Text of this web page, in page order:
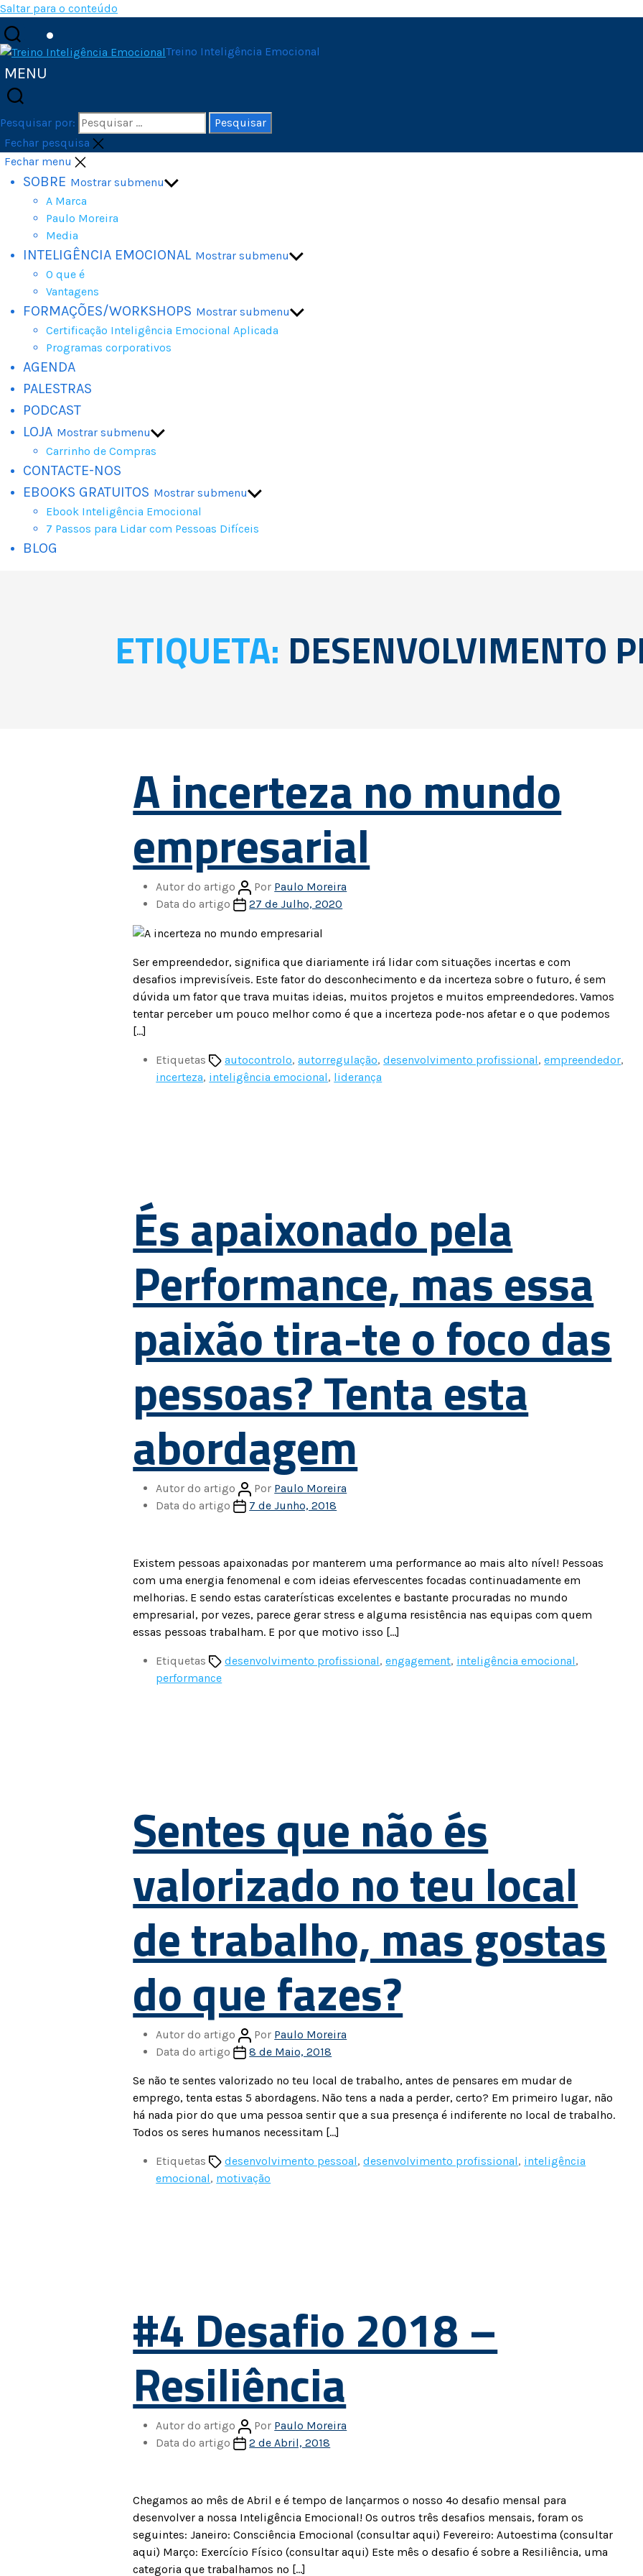
Saltar para o conteúdo
Treino Inteligência Emocional
MENU
Pesquisar por:
Fechar pesquisa
Fechar menu
SOBRE Mostrar submenu
A Marca
Paulo Moreira
Media
INTELIGÊNCIA EMOCIONAL Mostrar submenu
O que é
Vantagens
FORMAÇÕES/WORKSHOPS Mostrar submenu
Certificação Inteligência Emocional Aplicada
Programas corporativos
AGENDA
PALESTRAS
PODCAST
LOJA Mostrar submenu
Carrinho de Compras
CONTACTE-NOS
EBOOKS GRATUITOS Mostrar submenu
Ebook Inteligência Emocional
7 Passos para Lidar com Pessoas Difíceis
BLOG
ETIQUETA: DESENVOLVIMENTO
A incerteza no mundo
empresarial
Autor do artigo Por Paulo Moreira
Data do artigo
27 de Julho, 2020
Ser empreendedor, significa que diariamente irá lidar com situações incertas e com
desafios imprevisíveis. Este fator do desconhecimento e da incerteza sobre o futuro, é sem
dúvida um fator que trava muitas ideias, muitos projetos e muitos empreendedores. Vamos
tentar perceber um pouco melhor como é que a incerteza pode-nos afetar e o que podemos
[…]
Etiquetas autocontrolo,autorregulação,desenvolvimento profissional,empreendedor,
incerteza, inteligência emocional, liderança
És apaixonado pela
Performance, mas essa
paixão tira-te o foco das
pessoas? Tenta esta
abordagem
Autor do artigo Por Paulo Moreira
Data do artigo
7 de Junho, 2018
Existem pessoas apaixonadas por manterem uma performance ao mais alto nível! Pessoas
com uma energia fenomenal e com ideias efervescentes focadas continuadamente em
melhorias. E sendo estas caraterísticas excelentes e bastante procuradas no mundo
empresarial, por vezes, parece gerar stress e alguma resistência nas equipas com quem
essas pessoas trabalham. E por que motivo isso […]
Etiquetas desenvolvimento profissional,engagement, inteligência emocional,
performance
Sentes que não és
valorizado no teu local
de trabalho, mas gostas
do que fazes?
Autor do artigo Por Paulo Moreira
Data do artigo
8 de Maio, 2018
Se não te sentes valorizado no teu local de trabalho, antes de pensares em mudar de
emprego, tenta estas 5 abordagens. Não tens a nada a perder, certo? Em primeiro lugar, não
há nada pior do que uma pessoa sentir que a sua presença é indiferente no local de trabalho.
Todos os seres humanos necessitam […]
Etiquetas desenvolvimento pessoal,desenvolvimento profissional, inteligência
emocional, motivação
#4 Desafio 2018 –
Resiliência
Autor do artigo Por Paulo Moreira
Data do artigo
2 de Abril, 2018
Chegamos ao mês de Abril e é tempo de lançarmos o nosso 4º desafio mensal para
desenvolver a nossa Inteligência Emocional! Os outros três desafios mensais, foram os
seguintes: Janeiro: Consciência Emocional (consultar aqui) Fevereiro: Autoestima (consultar
aqui) Março: Exercício Físico (consultar aqui) Este mês o desafio é sobre a Resiliência, uma
categoria que trabalhamos no […]